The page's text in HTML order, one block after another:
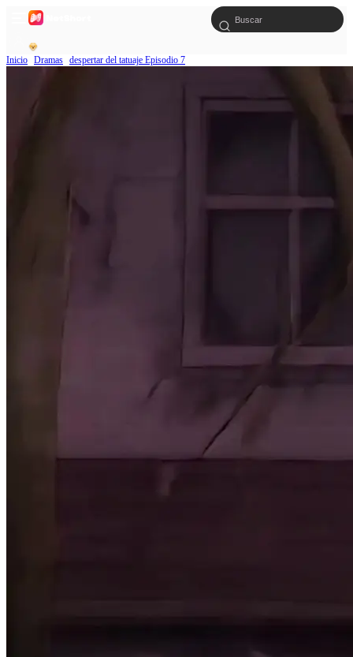
Inicio Dramas despertar del tatuaje Episodio 7